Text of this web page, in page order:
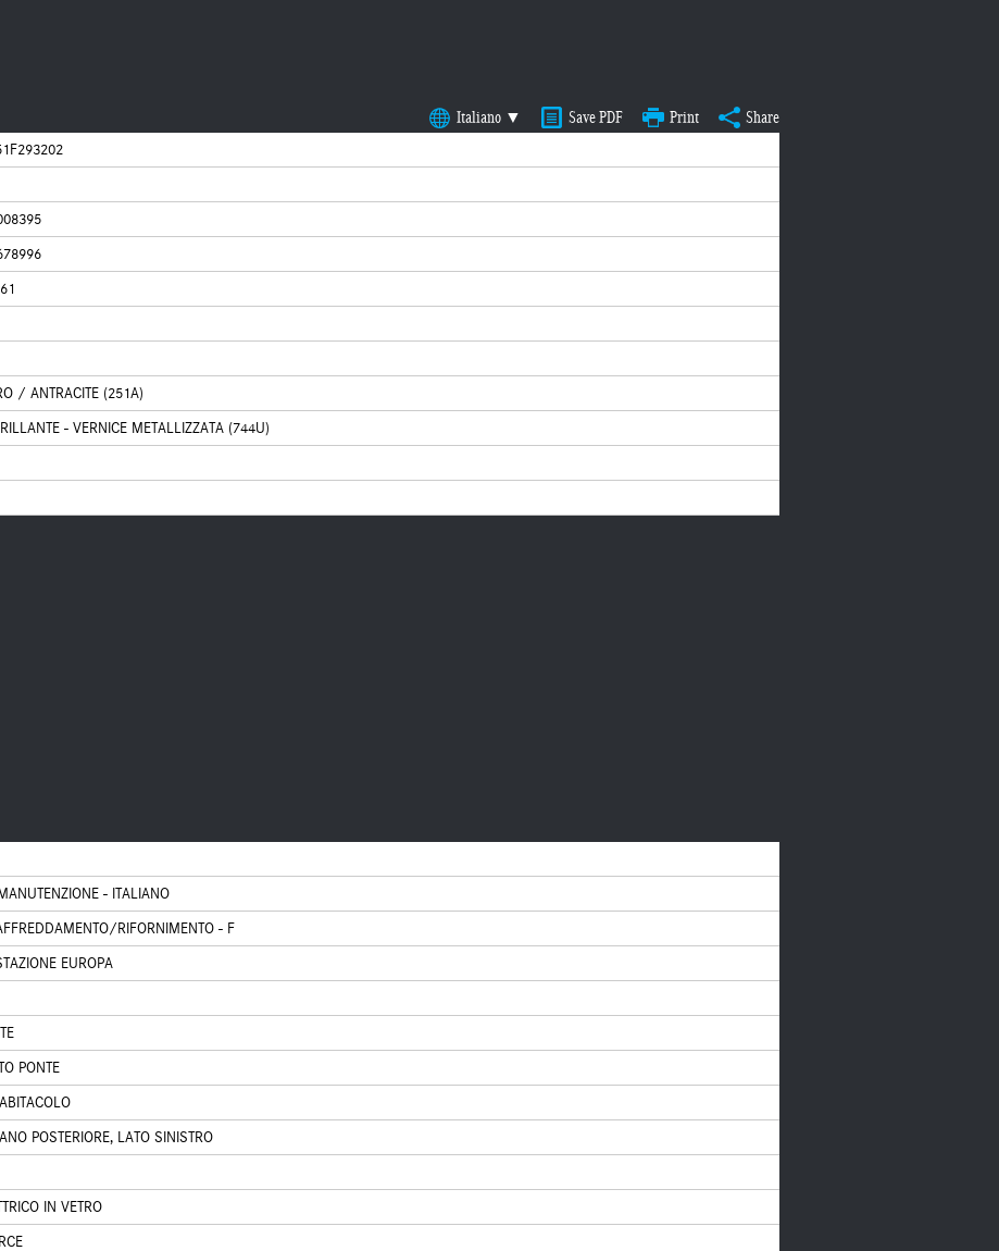
Italiano ▼ Save PDF Print Share
/ ANTRACITE (251A)
- VERNICE METALLIZZATA (744U)
- ITALIANO
RIFORNIMENTO - F
EUROPA
PONTE
POSTERIORE, LATO SINISTRO
IN VETRO